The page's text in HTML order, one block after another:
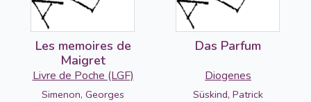
Les memoires de
Maigret
Livre de Poche (LGF)
Simenon, Georges
Das Parfum
Diogenes
Süskind, Patrick